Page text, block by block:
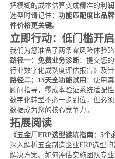
把模糊的成本估算变成精准的利润
选型时请记住： 功能匹配度比品
件价格更关键。
立即行动：低门槛开
我们为您准备了两条零风险体验路
路径一：免费业务诊断：提交您
行业数字化成熟度评估报告》及
路径二：15天全功能试用 ：使用
顾问指导，零成本验证系统适配性
数字化转型不必一步到位，但必
数据成为您的核心竞争力。
拓展阅读
《五金厂ERP选型避坑指南：5个
深入解析五金制造企业ERP选型
解决方案、如何评估实施团队专